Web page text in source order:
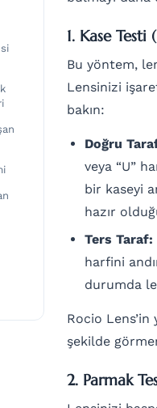
1. Kase
Bu yöntem,
Lensinizi
bakın:
Doğru
veya “U”
bir kaseyi
hazır
Ters Taraf:
harfini
durumda
Rocio
şekilde
2. Parmak